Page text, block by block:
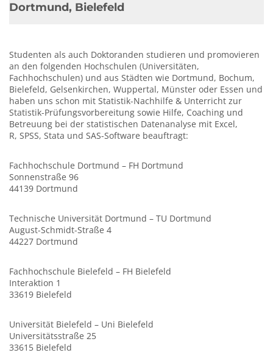
Dortmund, Bielefeld
Studenten als auch Doktoranden studieren und promovieren
an den folgenden Hochschulen (Universitäten,
Fachhochschulen) und aus Städten wie Dortmund, Bochum,
Bielefeld, Gelsenkirchen, Wuppertal, Münster oder Essen und
haben uns schon mit Statistik-Nachhilfe & Unterricht zur
Statistik-Prüfungsvorbereitung sowie Hilfe, Coaching und
Betreuung bei der statistischen Datenanalyse mit Excel,
R, SPSS, Stata und SAS-Software beauftragt:
Fachhochschule Dortmund – FH Dortmund
Sonnenstraße 96
44139 Dortmund
Technische Universität Dortmund – TU Dortmund
August-Schmidt-Straße 4
44227 Dortmund
Fachhochschule Bielefeld – FH Bielefeld
Interaktion 1
33619 Bielefeld
Universität Bielefeld – Uni Bielefeld
Universitätsstraße 25
33615 Bielefeld